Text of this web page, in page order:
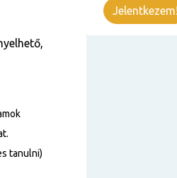
tanulni)
Jelentkezem!